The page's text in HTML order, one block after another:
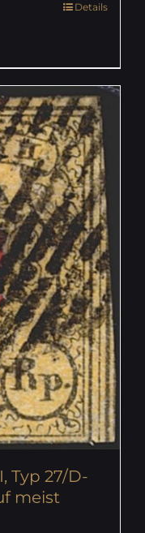
Details
Typ 27/D-
meist